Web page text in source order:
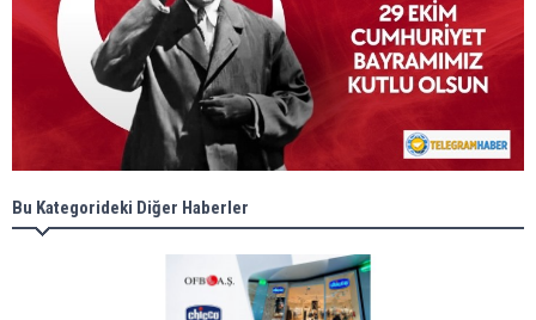
Bu Kategorideki Diğer Haberler